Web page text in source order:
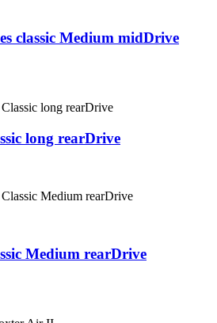
classic Medium midDrive
long rearDrive
Medium rearDrive